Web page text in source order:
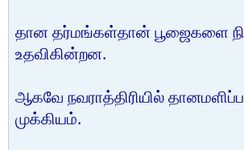
தான தர்மங்கள்தான் பூஜைகளை
உதவிகின்றன.
ஆகவே நவராத்திரியில்
முக்கியம்.